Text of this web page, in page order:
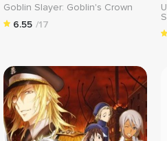
Goblin Slayer: Goblin's Crown
6.55 /17